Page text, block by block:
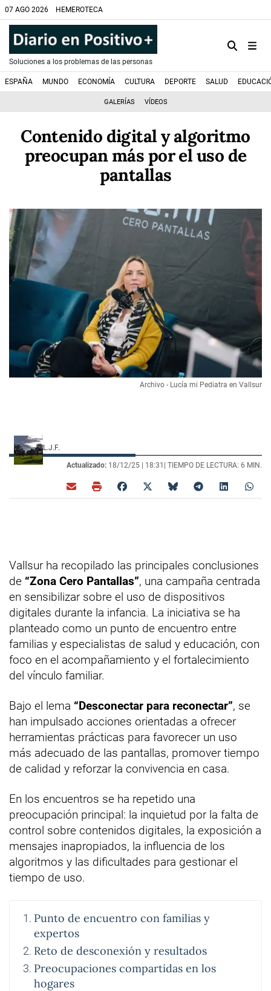
07 AGO 2026 HEMEROTECA
Soluciones a los problemas de las personas
ESPAÑA MUNDO ECONOMÍA CULTURA DEPORTE SALUD
GALERÍAS VÍDEOS
Contenido digital y algoritmo
preocupan más por el uso de
pantallas
Archivo - Lucía mi Pediatra en Vallsur
L.J.F.
Actualizado: 18/12/25 | 18:31 | TIEMPO DE LECTURA: 6 MIN.
Vallsur ha recopilado las principales conclusiones
de “Zona Cero Pantallas”, una campaña centrada
en sensibilizar sobre el uso de dispositivos
digitales durante la infancia. La iniciativa se ha
planteado como un punto de encuentro entre
familias y especialistas de salud y educación, con
foco en el acompañamiento y el fortalecimiento
del vínculo familiar.
Bajo el lema “Desconectar para reconectar”, se
han impulsado acciones orientadas a ofrecer
herramientas prácticas para favorecer un uso
más adecuado de las pantallas, promover tiempo
de calidad y reforzar la convivencia en casa.
En los encuentros se ha repetido una
preocupación principal: la inquietud por la falta de
control sobre contenidos digitales, la exposición a
mensajes inapropiados, la influencia de los
algoritmos y las dificultades para gestionar el
tiempo de uso.
Punto de encuentro con familias y
expertos
Reto de desconexión y resultados
Preocupaciones compartidas en los
hogares